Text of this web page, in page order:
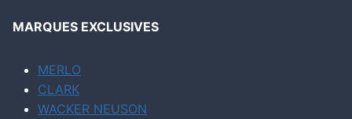
MARQUES EXCLUSIVES
MERLO
CLARK
WACKER NEUSON